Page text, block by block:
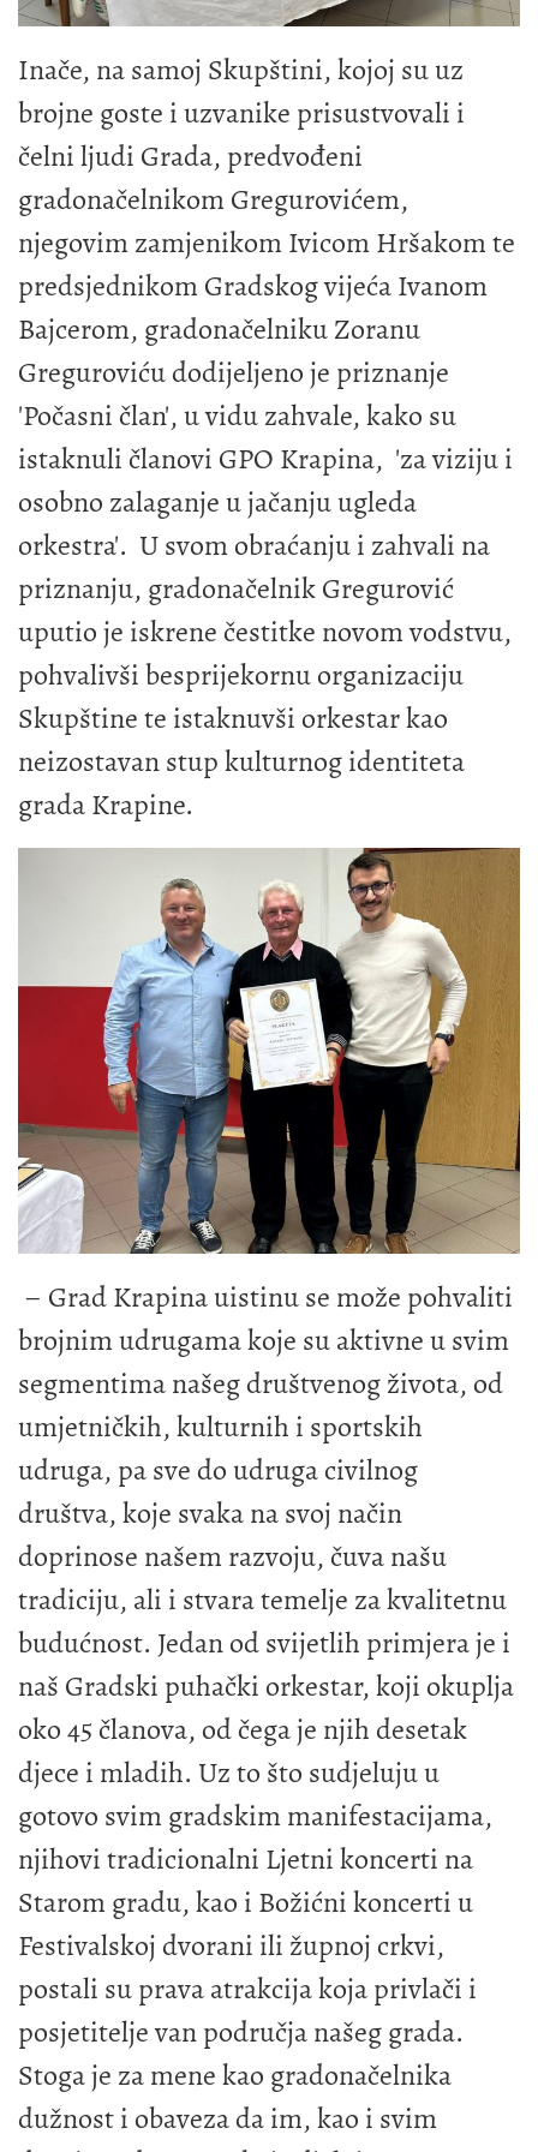
Inače, na samoj Skupštini, kojoj su uz
brojne goste i uzvanike prisustvovali i
čelni ljudi Grada, predvođeni
gradonačelnikom Gregurovićem,
njegovim zamjenikom Ivicom Hršakom te
predsjednikom Gradskog vijeća Ivanom
Bajcerom, gradonačelniku Zoranu
Greguroviću dodijeljeno je priznanje
'Počasni član', u vidu zahvale, kako su
istaknuli članovi GPO Krapina, 'za viziju i
osobno zalaganje u jačanju ugleda
orkestra'. U svom obraćanju i zahvali na
priznanju, gradonačelnik Gregurović
uputio je iskrene čestitke novom vodstvu,
pohvalivši besprijekornu organizaciju
Skupštine te istaknuvši orkestar kao
neizostavan stup kulturnog identiteta
grada Krapine.
– Grad Krapina uistinu se može pohvaliti
brojnim udrugama koje su aktivne u svim
segmentima našeg društvenog života, od
umjetničkih, kulturnih i sportskih
udruga, pa sve do udruga civilnog
društva, koje svaka na svoj način
doprinose našem razvoju, čuva našu
tradiciju, ali i stvara temelje za kvalitetnu
budućnost. Jedan od svijetlih primjera je i
naš Gradski puhački orkestar, koji okuplja
oko 45 članova, od čega je njih desetak
djece i mladih. Uz to što sudjeluju u
gotovo svim gradskim manifestacijama,
njihovi tradicionalni Ljetni koncerti na
Starom gradu, kao i Božićni koncerti u
Festivalskoj dvorani ili župnoj crkvi,
postali su prava atrakcija koja privlači i
posjetitelje van područja našeg grada.
Stoga je za mene kao gradonačelnika
dužnost i obaveza da im, kao i svim